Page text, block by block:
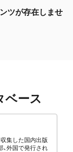
ツが存在しませ
ベース
集した国内出版
、外国で発行され